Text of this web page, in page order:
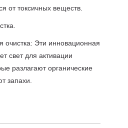
от токсичных веществ.
очистка: Эти инновационная
свет для активации
разлагают органические
запахи.